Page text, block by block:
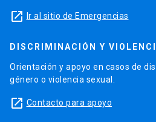
launch Ir al sitio de Emergencias
DISCRIMINACIÓN Y
Orientación y apoyo en casos de
género o violencia sexual.
launch Contacto para apoyo